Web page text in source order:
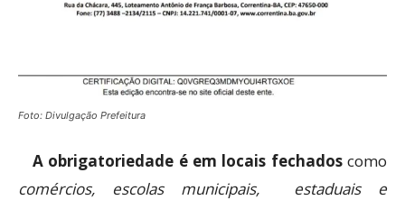
Foto: Divulgação Prefeitura
A obrigatoriedade é em locais fechadoscomo
comércios, escolas municipais, estaduais e